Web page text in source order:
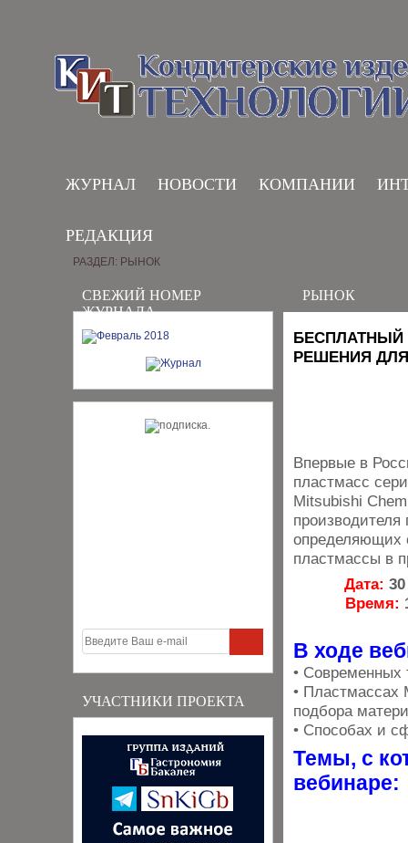
ЖУРНАЛ НОВОСТИ КОМПАНИИ
РЕДАКЦИЯ
СВЕЖИЙ НОМЕР
ЖУРНАЛА
УЧАСТНИКИ ПРОЕКТА
РАЗДЕЛ: РЫНОК
РЫНОК
РЕШЕНИЯ
Впервые в
пластмасс
Mitsubishi
определяющих
пластмассы в
Дата:
Время:
В ходе
•
• Пластмассах
подбора
• Способах и
Темы, с
вебинаре: